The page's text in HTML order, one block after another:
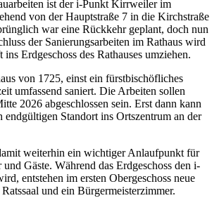
ist der i-Punkt Kirrweiler im
von der Hauptstraße 7 in die Kirchstraße
war eine Rückkehr geplant, doch nun
der Sanierungsarbeiten im Rathaus wird
Erdgeschoss des Rathauses umziehen.
von 1725, einst ein fürstbischöfliches
umfassend saniert. Die Arbeiten sollen
2026 abgeschlossen sein. Erst dann kann
endgültigen Standort ins Ortszentrum an der
weiterhin ein wichtiger Anlaufpunkt für
Gäste. Während das Erdgeschoss den i-
entstehen im ersten Obergeschoss neue
und ein Bürgermeisterzimmer.